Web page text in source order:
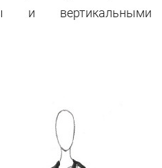
и вертикальными